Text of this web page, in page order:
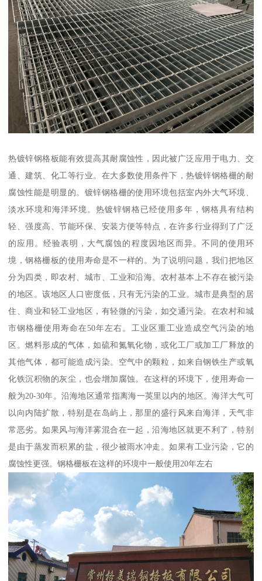
热镀锌钢格板能有效提高其耐腐蚀性，因此被广泛应用于电力、交
通、建筑、化工等行业。在大多数使用条件下，热镀锌钢格栅的耐
腐蚀性能是明显的。镀锌钢格栅的使用环境包括室内外大气环境、
淡水环境和海洋环境。热镀锌钢格已经使用多年，钢格具有结构
轻、强度高、节能环保、安装方便等特点，在许多行业得到了广泛
的应用。经验表明，大气腐蚀的程度因地区而异。不同的使用环
境，钢格栅板的使用寿命是不一样的。为了说明问题，我们把地区
分为四类，即农村、城市、工业和沿海。农村基本上不存在被污染
的地区。该地区人口密度低，只有无污染的工业。城市是典型的居
住、商业和轻工业地区，有轻微的污染，如交通污染。在农村和城
市钢格栅使用寿命在50年左右。工业区重工业造成空气污染的地
区。燃料形成的气体，如硫和氮氧化物，或化工厂或加工厂释放的
其他气体，都可能造成污染。空气中的颗粒，如来自钢铁生产或氧
化铁沉积物的灰尘，也会增加腐蚀。在这样的环境下，使用寿命一
般为20-30年。沿海地区通常指离海一英里以内的地区。海洋大气可
以向内陆扩散，特别是在岛屿上，那里的盛行风来自海洋，天气非
常恶劣。如果风与海洋雾混合在一起，沿海地区就更不利了，特别
是由于蒸发而积累的盐，很少被雨水冲走。如果有工业污染，它的
腐蚀性更强。钢格栅板在这样的环境中一般使用20年左右